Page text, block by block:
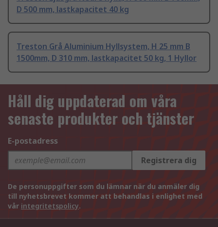
D 500 mm, lastkapacitet 40 kg
Treston Grå Aluminium Hyllsystem, H 25 mm B
1500mm, D 310 mm, lastkapacitet 50 kg, 1 Hyllor
Håll dig uppdaterad om våra
senaste produkter och tjänster
E-postadress
Registrera dig
De personuppgifter som du lämnar när du anmäler dig
till nyhetsbrevet kommer att behandlas i enlighet med
vår integritetspolicy.